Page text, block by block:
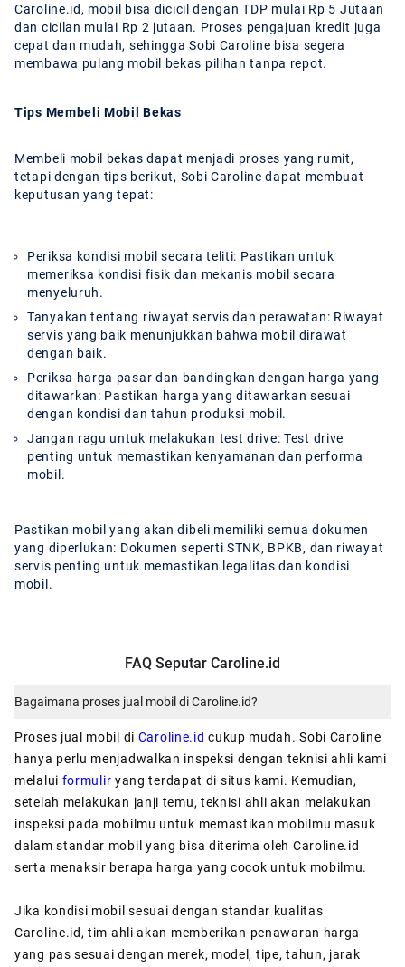
Caroline.id, mobil bisa dicicil dengan TDP mulai Rp 5 Jutaan
dan cicilan mulai Rp 2 jutaan. Proses pengajuan kredit juga
cepat dan mudah, sehingga Sobi Caroline bisa segera
membawa pulang mobil bekas pilihan tanpa repot.
Tips Membeli Mobil Bekas
Membeli mobil bekas dapat menjadi proses yang rumit,
tetapi dengan tips berikut, Sobi Caroline dapat membuat
keputusan yang tepat:
Periksa kondisi mobil secara teliti: Pastikan untuk
memeriksa kondisi fisik dan mekanis mobil secara
menyeluruh.
Tanyakan tentang riwayat servis dan perawatan: Riwayat
servis yang baik menunjukkan bahwa mobil dirawat
dengan baik.
Periksa harga pasar dan bandingkan dengan harga yang
ditawarkan: Pastikan harga yang ditawarkan sesuai
dengan kondisi dan tahun produksi mobil.
Jangan ragu untuk melakukan test drive: Test drive
penting untuk memastikan kenyamanan dan performa
mobil.
Pastikan mobil yang akan dibeli memiliki semua dokumen
yang diperlukan: Dokumen seperti STNK, BPKB, dan riwayat
servis penting untuk memastikan legalitas dan kondisi
mobil.
FAQ Seputar Caroline.id
Bagaimana proses jual mobil di Caroline.id?
Proses jual mobil di Caroline.idcukup mudah. Sobi Caroline
hanya perlu menjadwalkan inspeksi dengan teknisi ahli kami
melalui formulir yang terdapat di situs kami. Kemudian,
setelah melakukan janji temu, teknisi ahli akan melakukan
inspeksi pada mobilmu untuk memastikan mobilmu masuk
dalam standar mobil yang bisa diterima oleh Caroline.id
serta menaksir berapa harga yang cocok untuk mobilmu.
Jika kondisi mobil sesuai dengan standar kualitas
Caroline.id, tim ahli akan memberikan penawaran harga
yang pas sesuai dengan merek, model, tipe, tahun, jarak